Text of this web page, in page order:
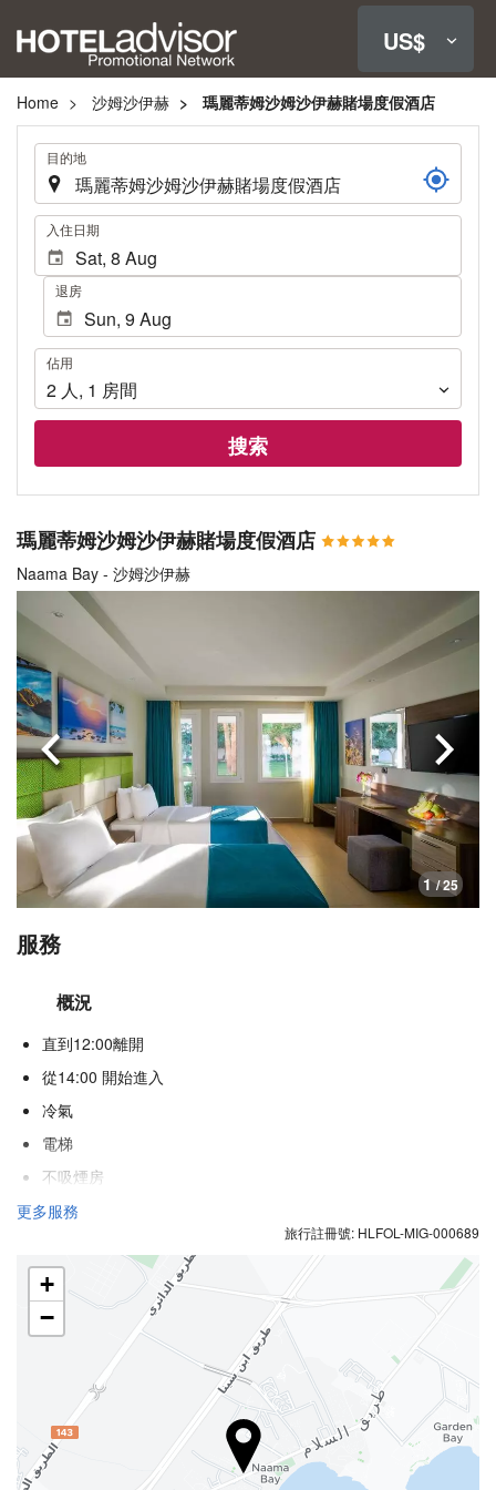
US$
Home 沙姆沙伊赫 瑪麗蒂姆沙姆沙伊赫賭場度假酒店
. 目的地
. 入住日期
退房
佔
用
佔用
2 人, 1 房間
搜索
瑪麗蒂姆沙姆沙伊赫賭場度假酒店
Naama Bay - 沙姆沙伊赫
1 / 25
上一頁 下一
服務
概況
直到12:00離開
從14:00 開始進入
冷氣
電梯
不吸煙房
吸煙區
健康
池邊酒吧
泳池浴巾
海灘椅／躺椅
遮陽傘
水療中心
更多服務
旅行註冊號: HLFOL-MIG-000689
+
−